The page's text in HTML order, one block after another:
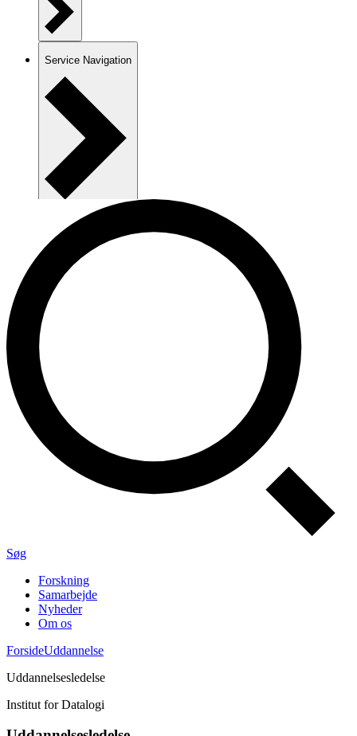
Service Navigation
Søg
Forskning
Samarbejde
Nyheder
Om os
ForsideUddannelse
Uddannelsesledelse
Institut for Datalogi